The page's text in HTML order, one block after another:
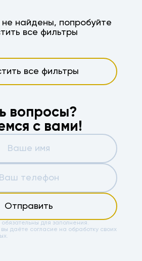
найдены, попробуйте
все фильтры
все фильтры
вопросы?
с вами!
Отправить
для заполнения.
даёте согласие на обработку своих